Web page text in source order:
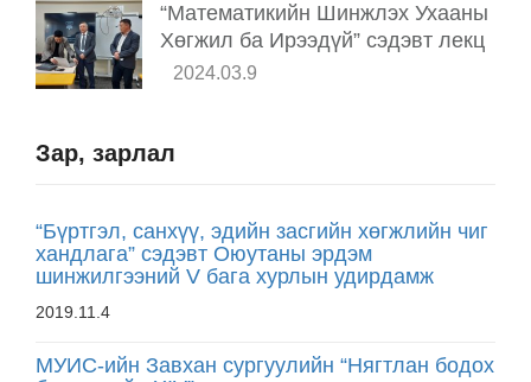
“Математикийн Шинжлэх Ухааны
Хөгжил ба Ирээдүй” сэдэвт лекц
2024.03.9
Зар, зарлал
“Бүртгэл, санхүү, эдийн засгийн хөгжлийн чиг
хандлага” сэдэвт Оюутаны эрдэм
шинжилгээний V бага хурлын удирдамж
2019.11.4
МУИС-ийн Завхан сургуулийн “Нягтлан бодох